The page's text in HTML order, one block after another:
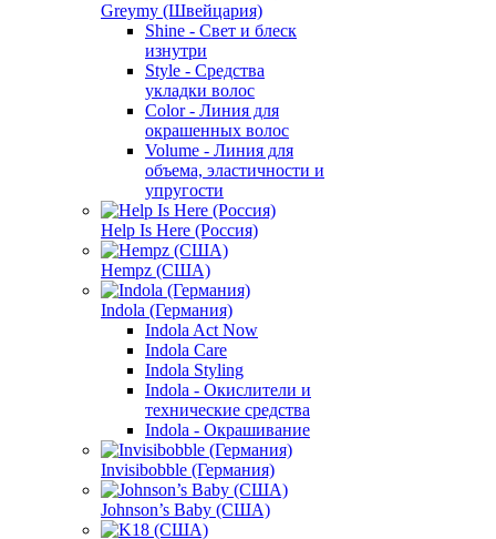
Greymy (Швейцария)
Shine - Свет и блеск
изнутри
Style - Средства
укладки волос
Color - Линия для
окрашенных волос
Volume - Линия для
объема, эластичности и
упругости
Help Is Here (Россия)
Hempz (США)
Indola (Германия)
Indola Act Now
Indola Care
Indola Styling
Indola - Окислители и
технические средства
Indola - Окрашивание
Invisibobble (Германия)
Johnson’s Baby (США)